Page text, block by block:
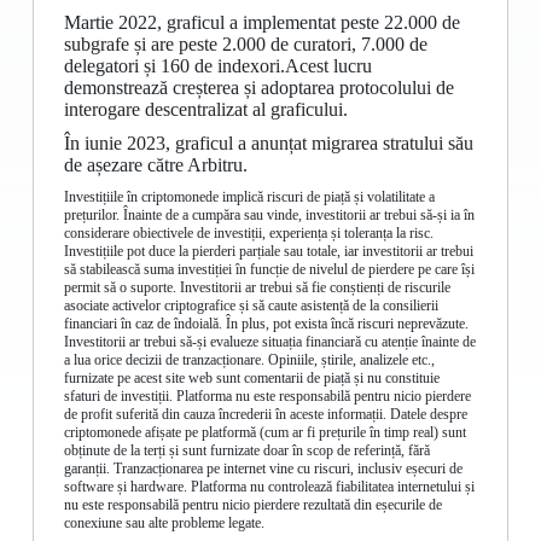
Martie 2022, graficul a implementat peste 22.000 de
subgrafe și are peste 2.000 de curatori, 7.000 de
delegatori și 160 de indexori.Acest lucru
demonstrează creșterea și adoptarea protocolului de
interogare descentralizat al graficului.
În iunie 2023, graficul a anunțat migrarea stratului său
de așezare către Arbitru.
Investițiile în criptomonede implică riscuri de piață și volatilitate a
prețurilor. Înainte de a cumpăra sau vinde, investitorii ar trebui să-și ia în
considerare obiectivele de investiții, experiența și toleranța la risc.
Investițiile pot duce la pierderi parțiale sau totale, iar investitorii ar trebui
să stabilească suma investiției în funcție de nivelul de pierdere pe care își
permit să o suporte. Investitorii ar trebui să fie conștienți de riscurile
asociate activelor criptografice și să caute asistență de la consilierii
financiari în caz de îndoială. În plus, pot exista încă riscuri neprevăzute.
Investitorii ar trebui să-și evalueze situația financiară cu atenție înainte de
a lua orice decizii de tranzacționare. Opiniile, știrile, analizele etc.,
furnizate pe acest site web sunt comentarii de piață și nu constituie
sfaturi de investiții. Platforma nu este responsabilă pentru nicio pierdere
de profit suferită din cauza încrederii în aceste informații. Datele despre
criptomonede afișate pe platformă (cum ar fi prețurile în timp real) sunt
obținute de la terți și sunt furnizate doar în scop de referință, fără
garanții. Tranzacționarea pe internet vine cu riscuri, inclusiv eșecuri de
software și hardware. Platforma nu controlează fiabilitatea internetului și
nu este responsabilă pentru nicio pierdere rezultată din eșecurile de
conexiune sau alte probleme legate.